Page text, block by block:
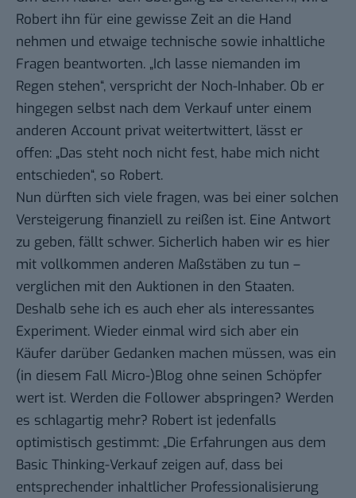
Robert ihn für eine gewisse Zeit an die Hand
nehmen und etwaige technische sowie inhaltliche
Fragen beantworten. „Ich lasse niemanden im
Regen stehen“, verspricht der Noch-Inhaber. Ob er
hingegen selbst nach dem Verkauf unter einem
anderen Account privat weitertwittert, lässt er
offen: „Das steht noch nicht fest, habe mich nicht
entschieden“, so Robert.
Nun dürften sich viele fragen, was bei einer solchen
Versteigerung finanziell zu reißen ist. Eine Antwort
zu geben, fällt schwer. Sicherlich haben wir es hier
mit vollkommen anderen Maßstäben zu tun –
verglichen mit den Auktionen in den Staaten.
Deshalb sehe ich es auch eher als interessantes
Experiment. Wieder einmal wird sich aber ein
Käufer darüber Gedanken machen müssen, was ein
(in diesem Fall Micro-)Blog ohne seinen Schöpfer
wert ist. Werden die Follower abspringen? Werden
es schlagartig mehr? Robert ist jedenfalls
optimistisch gestimmt: „Die Erfahrungen aus dem
Basic Thinking-Verkauf zeigen auf, dass bei
entsprechender inhaltlicher Professionalisierung